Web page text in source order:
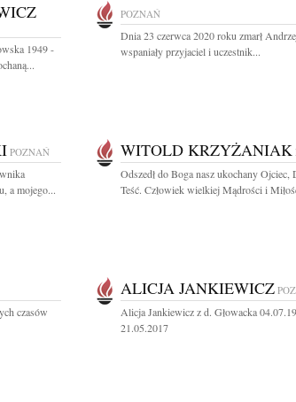
1949 -
POZNAŃ
Dnia 23 czerwca 2020 roku zmarł
wspaniały przyjaciel i uczestnik...
POZNAŃ
a mojego...
WITOLD KRZYŻANIAK
Odszedł do Boga nasz ukochany Ojciec,
Teść. Człowiek wielkiej Mądrości i
czasów
ALICJA JANKIEWICZ
Alicja Jankiewicz z d. Głowacka
21.05.2017